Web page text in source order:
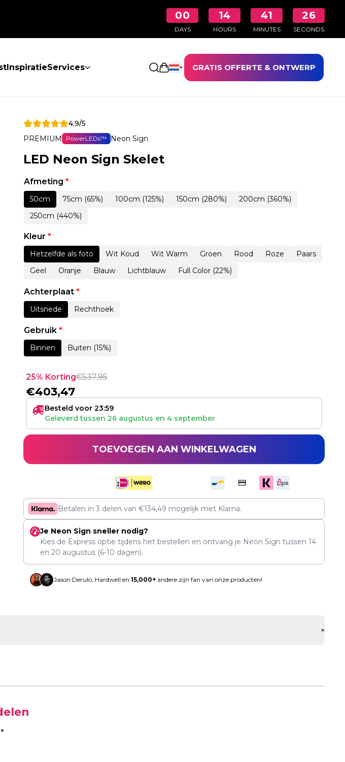
00
DAYS
14
HOURS
41
MINUTES
25
SECONDS
InspiratieServices Winkelwagen openen
GRATIS OFFERTE & ONTWERP
4,9/5
PREMIUM
PowerLEDs™ Neon Sign
LED Neon Sign Skelet
Afmeting *
50cm 75cm (65%) 100cm (125%) 150cm (280%)
200cm (360%)
250cm (440%)
Kleur *
Hetzelfde als foto Wit Koud Wit Warm Groen Rood Roze
Paars
Geel
Oranje Blauw Lichtblauw Full Color (22%)
Achterplaat *
Uitsnede Rechthoek
Gebruik *
Binnen Buiten (15%)
25% Korting€537,95
€403,47
Besteld voor 23:59
Geleverd tussen 26 augustus en 4 september
TOEVOEGEN AAN WINKELWAGEN
Betalen in 3 delen van€134,49 mogelijk met Klarna.
Je Neon Sign sneller nodig?
Kies de Express optie tijdens het bestellen en ontvang je Neon Sign tussen 14
en 20 augustus(6-10 dagen).
Jason Derulo, Hardwell en 15,000+andere zijn fan van onze producten!
+
*